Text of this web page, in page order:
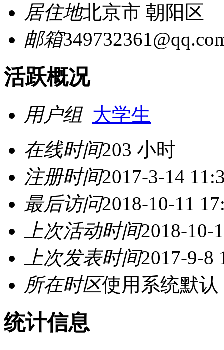
居住地北京市 朝阳区
邮箱
活跃概况
用户组 大学生
在线时间203 小时
注册时间2017-3-14
最后访问2018-10-11
上次活动时间2018-10-
上次发表时间2017-9-8
所在时区使用系统默认
统计信息